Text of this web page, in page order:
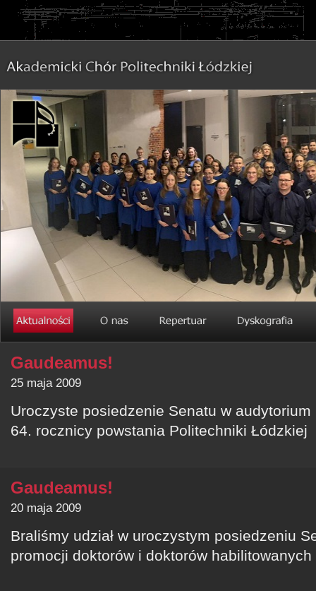
Gaudeamus!
25 maja 2009
Uroczyste posiedzenie Senatu w audytorium
64. rocznicy powstania Politechniki Łódzkiej
Gaudeamus!
20 maja 2009
Braliśmy udział w uroczystym posiedzeniu
promocji doktorów i doktorów